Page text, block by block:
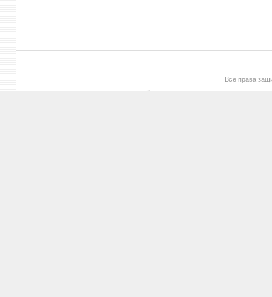
Все права